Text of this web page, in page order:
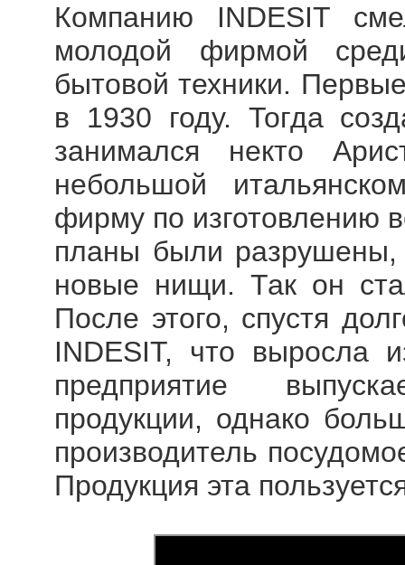
Компанию INDESIT
молодой фирмой
бытовой техники.
в 1930 году. Тогда
занимался некто
небольшой
фирму по изготовлению
планы были
новые нищи. Так он
После этого, спустя
INDESIT, что выросла
предприятие
продукции, однако
производитель
Продукция эта